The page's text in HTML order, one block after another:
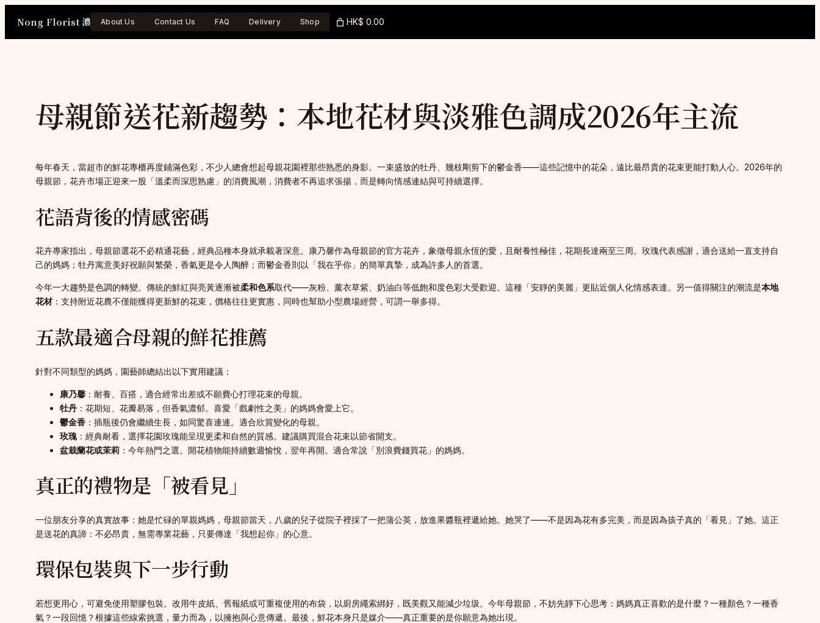
Nong Florist 濃 About Us Contact Us FAQ Delivery Shop HK$ 0.00
母親節送花新趨勢：本地花材與淡雅色調成2026年主流
每年春天，當超市的鮮花專櫃再度鋪滿色彩，不少人總會想起母親花園裡那些熟悉的身影。一束盛放的牡丹、幾枝剛剪下的鬱金香——這些記憶中的花朵，遠比最昂貴的花束更能打動人心。2026年的
母親節，花卉市場正迎來一股「溫柔而深思熟慮」的消費風潮，消費者不再追求張揚，而是轉向情感連結與可持續選擇。
花語背後的情感密碼
花卉專家指出，母親節選花不必精通花藝，經典品種本身就承載著深意。康乃馨作為母親節的官方花卉，象徵母親永恆的愛，且耐養性極佳，花期長達兩至三周。玫瑰代表感謝，適合送給一直支持自
己的媽媽；牡丹寓意美好祝願與繁榮，香氣更是令人陶醉；而鬱金香則以「我在乎你」的簡單真摯，成為許多人的首選。
今年一大趨勢是色調的轉變。傳統的鮮紅與亮黃逐漸被柔和色系取代——灰粉、薰衣草紫、奶油白等低飽和度色彩大受歡迎。這種「安靜的美麗」更貼近個人化情感表達。另一值得關注的潮流是本地
花材 ：支持附近花農不僅能獲得更新鮮的花束，價格往往更實惠，同時也幫助小型農場經營，可謂一舉多得。
五款最適合母親的鮮花推薦
針對不同類型的媽媽，園藝師總結出以下實用建議：
康乃馨 ：耐養、百搭，適合經常出差或不願費心打理花束的母親。
牡丹 ：花期短、花瓣易落，但香氣濃郁。喜愛「戲劇性之美」的媽媽會愛上它。
鬱金香 ：插瓶後仍會繼續生長，如同驚喜連連。適合欣賞變化的母親。
玫瑰：經典耐看，選擇花園玫瑰能呈現更柔和自然的質感。建議購買混合花束以節省開支。
盆栽蘭花或茉莉 ：今年熱門之選。開花植物能持續數週愉悅，翌年再開。適合常說「別浪費錢買花」的媽媽。
真正的禮物是「被看見」
一位朋友分享的真實故事：她是忙碌的單親媽媽，母親節當天，八歲的兒子從院子裡採了一把蒲公英，放進果醬瓶裡遞給她。她哭了——不是因為花有多完美，而是因為孩子真的「看見」了她。這正
是送花的真諦：不必昂貴，無需專業花藝，只要傳達「我想起你」的心意。
環保包裝與下一步行動
若想更用心，可避免使用塑膠包裝。改用牛皮紙、舊報紙或可重複使用的布袋，以廚房繩索綁好，既美觀又能減少垃圾。今年母親節，不妨先靜下心思考：媽媽真正喜歡的是什麼？一種顏色？一種香
氣？一段回憶？根據這些線索挑選，量力而為，以擁抱與心意傳遞。最後，鮮花本身只是媒介——真正重要的是你願意為她出現。